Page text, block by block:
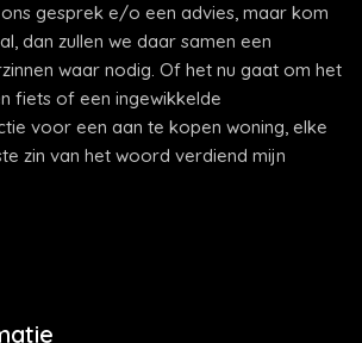
gesprek e/o een advies, maar kom
dan zullen we daar samen een
waar nodig. Of het nu gaat om het
fiets of een ingewikkelde
voor een aan te kopen woning, elke
zin van het woord verdiend mijn